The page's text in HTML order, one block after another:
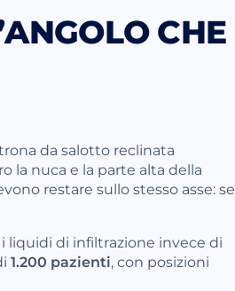
CHE
da salotto reclinata
la nuca e la parte alta della
restare sullo stesso asse: se
liquidi di infiltrazione invece di
1.200 pazienti, con posizioni